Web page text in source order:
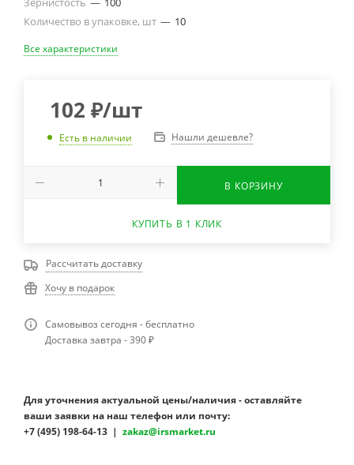
Количество в упаковке, шт — 10
Все характеристики
102 ₽/шт
Есть в наличии Нашли дешевле?
В КОРЗИНУ
КУПИТЬ В 1 КЛИК
Рассчитать доставку
Хочу в подарок
Самовывоз сегодня - бесплатно
Доставка завтра - 390 ₽
Для уточнения актуальной цены/наличия - оставляйте
ваши заявки на наш телефон или почту:
+7 (495) 198-64-13 | zakaz@irsmarket.ru